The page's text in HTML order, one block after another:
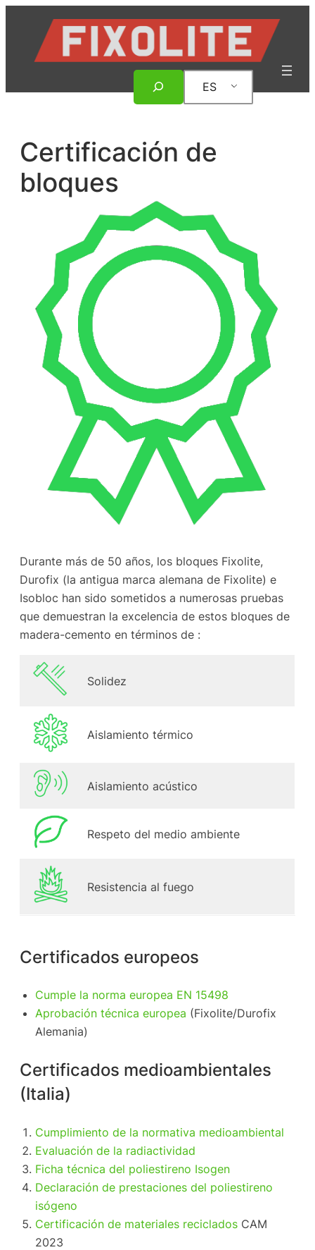
contenido
en
ES
Certificación de
bloques
Durante más de 50 años, los bloques Fixolite,
Durofix (la antigua marca alemana de Fixolite) e
Isobloc han sido sometidos a numerosas pruebas
que demuestran la excelencia de estos bloques de
madera-cemento en términos de :
Solidez
Aislamiento térmico
Aislamiento acústico
Respeto del medio ambiente
Resistencia al fuego
Certificados europeos
Cumple la norma europea EN 15498
Aprobación técnica europea (Fixolite/Durofix
Alemania)
Certificados medioambientales
(Italia)
Cumplimiento de la normativa medioambiental
Evaluación de la radiactividad
Ficha técnica del poliestireno Isogen
Declaración de prestaciones del poliestireno
isógeno
Certificación de materiales reciclados CAM
2023